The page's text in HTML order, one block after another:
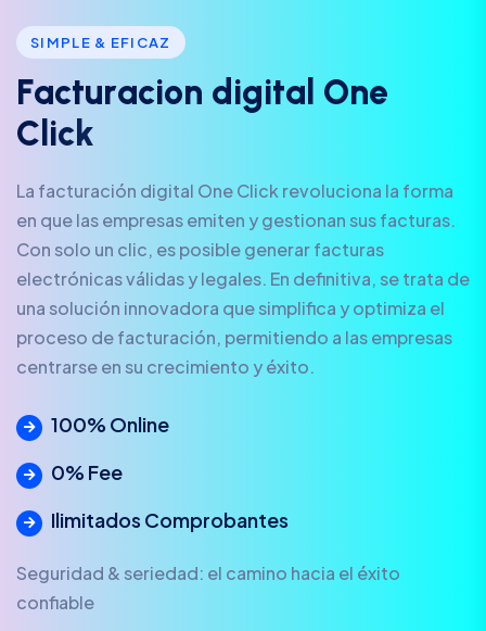
SIMPLE & EFICAZ
Facturacion d igita One
C ick
La facturación digital One Click revoluciona la forma
en que las empresas emiten y gestionan sus facturas.
Con solo un clic, es posible generar facturas
electrónicas válidas y legales. En definitiva, se trata de
una solución innovadora que simplifica y optimiza el
proceso de facturación, permitiendo a las empresas
centrarse en su crecimiento y éxito.
100% Online
0% Fee
Ilimitados Comprobantes
Seguridad & seriedad: el camino hacia el éxito
confiable